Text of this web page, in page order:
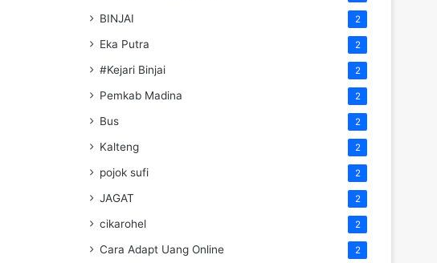
BINJAI 2
Eka Putra 2
#Kejari Binjai 2
Pemkab Madina 2
Bus 2
Kalteng 2
pojok sufi 2
JAGAT 2
cikarohel 2
Cara Adapt Uang Online 2